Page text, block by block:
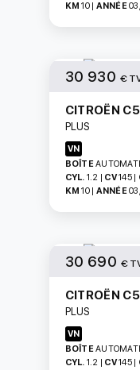
KM 10 | ANNÉE
30 930 €
CITROËN
PLUS
VN
BOÎTE
CYL. 1.2 | CV145 |
KM 10 | ANNÉE
30 690 €
CITROËN
PLUS
VN
BOÎTE
CYL. 1.2 | CV145 |